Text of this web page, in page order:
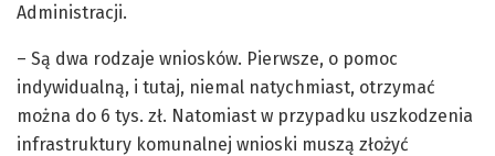
Administracji.
– Są dwa rodzaje wniosków. Pierwsze, o pomoc
indywidualną, i tutaj, niemal natychmiast, otrzymać
można do 6 tys. zł. Natomiast w przypadku uszkodzenia
infrastruktury komunalnej wnioski muszą złożyć